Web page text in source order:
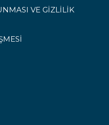
VE GİZLİLİK